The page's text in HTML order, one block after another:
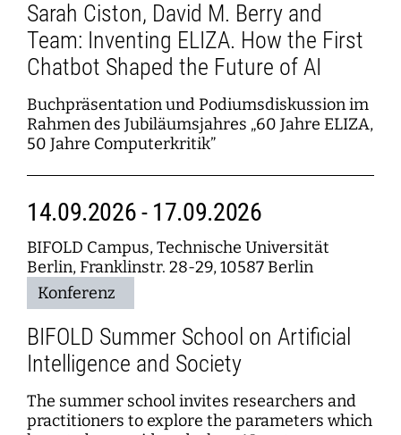
Sarah Ciston, David M. Berry and
Team: Inventing ELIZA. How the First
Chatbot Shaped the Future of AI
Buchpräsentation und Podiumsdiskussion im
Rahmen des Jubiläumsjahres „60 Jahre ELIZA,
50 Jahre Computerkritik”
14.09.2026 - 17.09.2026
BIFOLD Campus, Technische Universität
Berlin, Franklinstr. 28-29, 10587 Berlin
Konferenz
BIFOLD Summer School on Artificial
Intelligence and Society
The summer school invites researchers and
practitioners to explore the parameters which